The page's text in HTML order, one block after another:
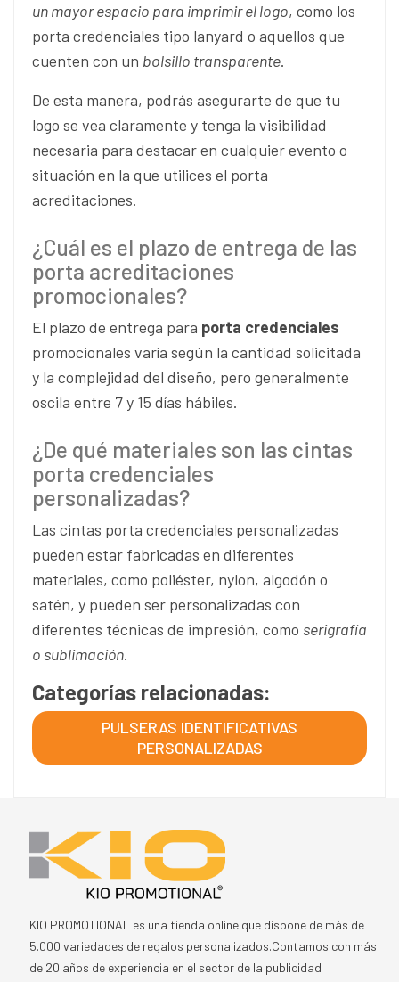
un mayor espacio para imprimir el logo, como los
porta credenciales tipo lanyard o aquellos que
cuenten con un bolsillo transparente.
De esta manera, podrás asegurarte de que tu
logo se vea claramente y tenga la visibilidad
necesaria para destacar en cualquier evento o
situación en la que utilices el porta
acreditaciones.
¿Cuál es el plazo de entrega de las
porta acreditaciones
promocionales?
El plazo de entrega para porta credenciales
promocionales varía según la cantidad solicitada
y la complejidad del diseño, pero generalmente
oscila entre 7 y 15 días hábiles.
¿De qué materiales son las cintas
porta credenciales
personalizadas?
Las cintas porta credenciales personalizadas
pueden estar fabricadas en diferentes
materiales, como poliéster, nylon, algodón o
satén, y pueden ser personalizadas con
diferentes técnicas de impresión, como serigrafía
o sublimación.
Categorías relacionadas:
PULSERAS IDENTIFICATIVAS
PERSONALIZADAS
KIO PROMOTIONAL es una tienda online que dispone de más de
5.000 variedades de regalos personalizados.Contamos con más
de 20 años de experiencia en el sector de la publicidad